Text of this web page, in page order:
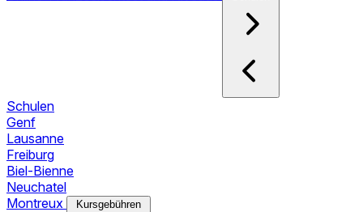
Schulen
Genf
Lausanne
Freiburg
Biel-Bienne
Neuchatel
Montreux
Kursgebühren